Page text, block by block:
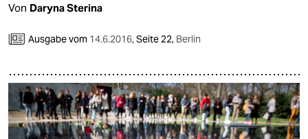
Von Daryna Sterina
Ausgabe vom 14.6.2016,Seite 22, Berlin